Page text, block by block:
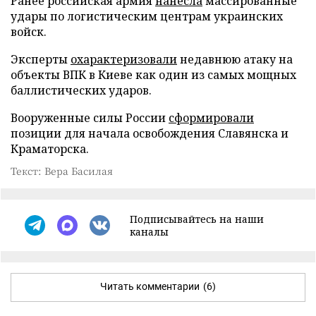
удары по логистическим центрам украинских
войск.
Эксперты охарактеризовалинедавнюю атаку на
объекты ВПК в Киеве как один из самых мощных
баллистических ударов.
Вооруженные силы России сформировали
позиции для начала освобождения Славянска и
Краматорска.
Текст: Вера Басилая
Подписывайтесь на наши
каналы
Читать комментарии (6)